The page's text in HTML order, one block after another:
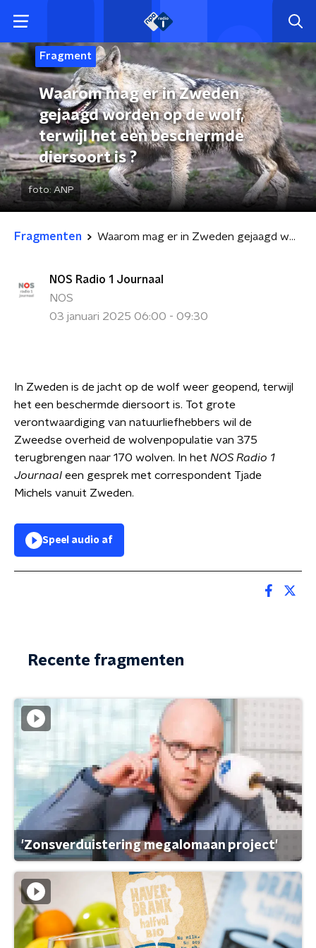
Fragment
Waarom mag er in Zweden
gejaagd worden op de wolf,
terwijl het een beschermde
diersoort is ?
foto: ANP
Fragmenten Waarom mag er in Zweden gejaagd worden op de wolf, terwijl het een beschermde diersoort is ?
NOS Radio 1 Journaal
NOS
03 januari 2025 06:00 - 09:30
In Zweden is de jacht op de wolf weer geopend, terwijl
het een beschermde diersoort is. Tot grote
verontwaardiging van natuurliefhebbers wil de
Zweedse overheid de wolvenpopulatie van 375
terugbrengen naar 170 wolven. In het NOS Radio 1
Journaal een gesprek met correspondent Tjade
Michels vanuit Zweden.
Speel audio af
Recente fragmenten
'Zonsverduistering megalomaan project'